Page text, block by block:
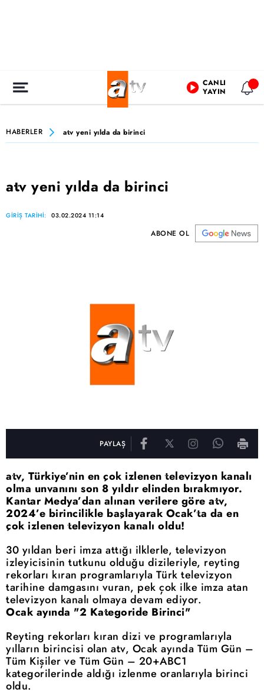
CANLI
YAYIN
HABERLER atv yeni yılda da birinci
atv yeni yılda da birinci
GİRİŞ TARİHİ: 03.02.2024 11:14
ABONE OL
PAYLAŞ
atv, Türkiye’nin en çok izlenen televizyon kanalı
olma unvanını son 8 yıldır elinden bırakmıyor.
Kantar Medya’dan alınan verilere göre atv,
2024’e birincilikle başlayarak Ocak’ta da en
çok izlenen televizyon kanalı oldu!
30 yıldan beri imza attığı ilklerle, televizyon
izleyicisinin tutkunu olduğu dizileriyle, reyting
rekorları kıran programlarıyla Türk televizyon
tarihine damgasını vuran, pek çok ilke imza atan
televizyon kanalı olmaya devam ediyor.
Ocak ayında "2 Kategoride Birinci"
Reyting rekorları kıran dizi ve programlarıyla
yılların birincisi olan atv, Ocak ayında Tüm Gün –
Tüm Kişiler ve Tüm Gün – 20+ABC1
kategorilerinde aldığı izlenme oranlarıyla birinci
oldu.